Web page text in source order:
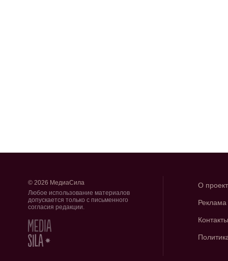
© 2026 МедиаСила
Любое использование материалов
допускается только с письменного
согласия редакции.
О
Реклама
Контакты